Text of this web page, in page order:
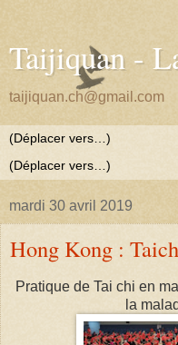
Taijiquan -
taijiquan.ch@gmail.com
mardi 30 avril 2019
Hong Kong :
Pratique de Tai chi en
la